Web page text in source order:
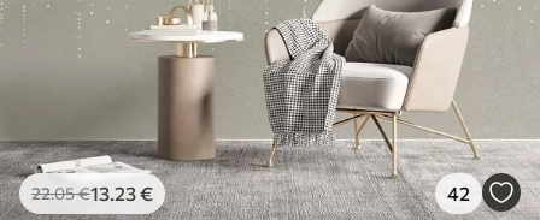
22.05€13.23€ 42